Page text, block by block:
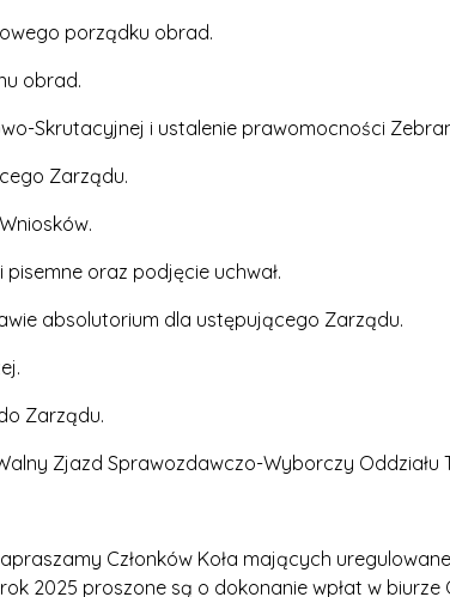
porządku obrad.
obrad.
Skrutacyjnej i ustalenie prawomocności
Zarządu.
pisemne oraz podjęcie uchwał.
absolutorium dla ustępującego Zarządu.
Zarządu.
Zjazd Sprawozdawczo-Wyborczy Oddziału
Członków Koła mających
2025 proszone są o dokonanie wpłat w